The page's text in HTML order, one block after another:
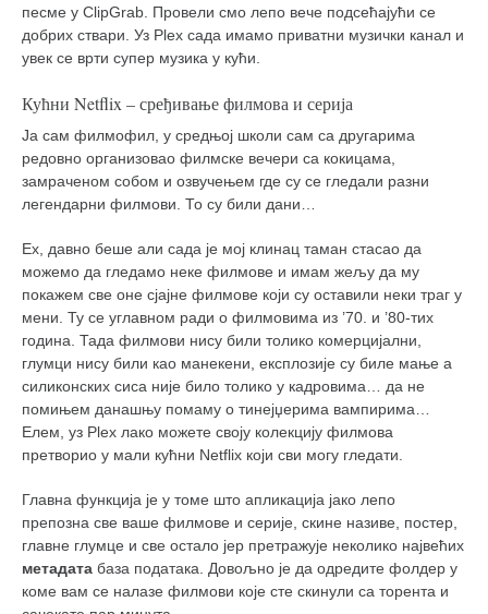
песме у ClipGrab. Провели смо лепо вече подсећајући се
добрих ствари. Уз Plex сада имамо приватни музички канал и
увек се врти супер музика у кући.
Кућни Netflix – сређивање филмова и серија
Ја сам филмофил, у средњој школи сам са другарима
редовно организовао филмске вечери са кокицама,
замраченом собом и озвучењем где су се гледали разни
легендарни филмови. То су били дани…
Ех, давно беше али сада је мој клинац таман стасао да
можемо да гледамо неке филмове и имам жељу да му
покажем све оне сјајне филмове који су оставили неки траг у
мени. Ту се углавном ради о филмовима из ’70. и ’80-тих
година. Тада филмови нису били толико комерцијални,
глумци нису били као манекени, експлозије су биле мање а
силиконских сиса није било толико у кадровима… да не
помињем данашњу помаму о тинејџерима вампирима…
Елем, уз Plex лако можете своју колекцију филмова
претворио у мали кућни Netflix који сви могу гледати.
Главна функција је у томе што апликација јако лепо
препозна све ваше филмове и серије, скине називе, постер,
главне глумце и све остало јер претражује неколико највећих
метадата база података. Довољно је да одредите фолдер у
коме вам се налазе филмови које сте скинули са торента и